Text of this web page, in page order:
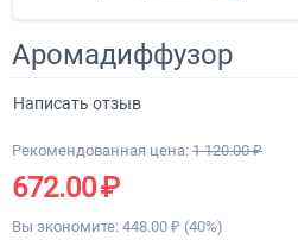
Аромадиффузор
Написать отзыв
Рекомендованная цена: 1 120.00 ₽
672.00₽
Вы экономите: 448.00 ₽ (40%)